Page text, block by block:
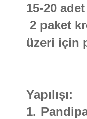
15-20
2 paket
üzeri için
Yapılışı:
1.